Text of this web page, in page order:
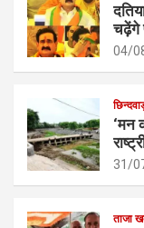
चढ़ेंगे
04/
‘मन
31/
ताजा